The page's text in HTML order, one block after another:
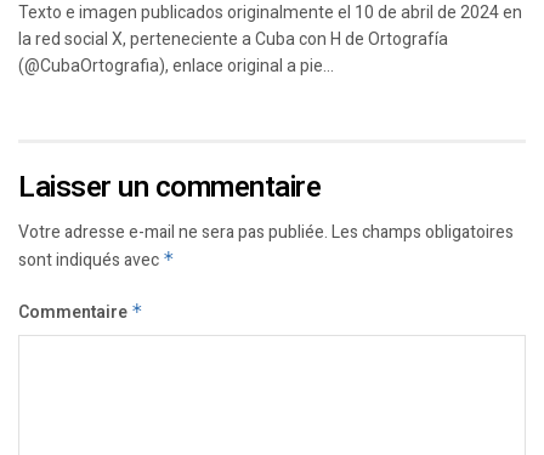
Texto e imagen publicados originalmente el 10 de abril de 2024 en
la red social X, perteneciente a Cuba con H de Ortografía
(@CubaOrtografia), enlace original a pie...
Laisser un commentaire
Votre adresse e-mail ne sera pas publiée.Les champs obligatoires
sont indiqués avec *
Commentaire *